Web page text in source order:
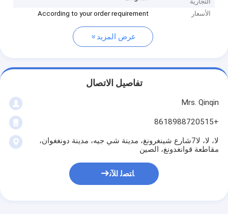
الأسعار According to your order requirement
عرض المزيد
تفاصيل الاتصال
Mrs. Qinqin
+8618988720515
لا، لا، لا7شارع شينغرونغ، مدينة شي جيه، مدينة دونغغوان،
مقاطعة قوانغدونغ، الصين
ﺎﺘﺼﻟ ﺍﻶﻧ